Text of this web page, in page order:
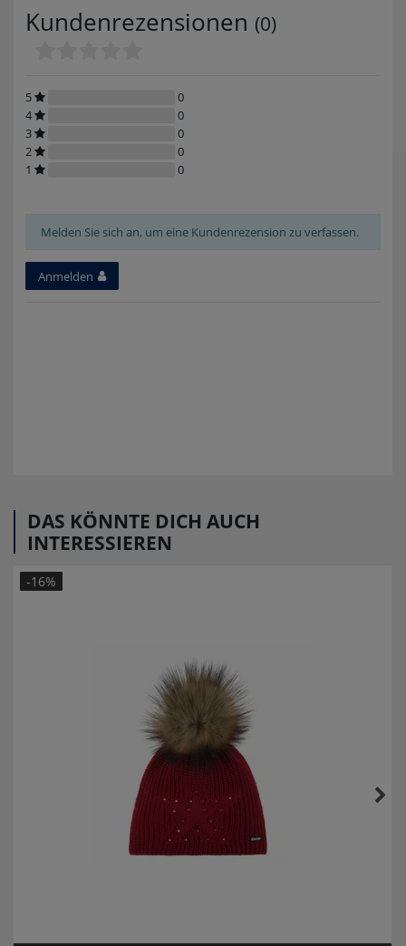
Kundenrezensionen (0)
5
0
4
0
3
0
2
0
1
0
Melden Sie sich an, um eine Kundenrezension zu verfassen.
Anmelden
DAS KÖNNTE DICH AUCH
INTERESSIEREN
-16%